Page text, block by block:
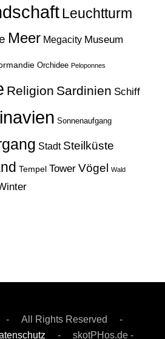
Leuchtturm
Meer Megacity Museum
Orchidee Peloponnes
Religion Sardinien Schiff
Sonnenaufgang
Stadt Steilküste
Tempel Tower Vögel Wald
- All Rights Reserved -
- skotPHos.de -